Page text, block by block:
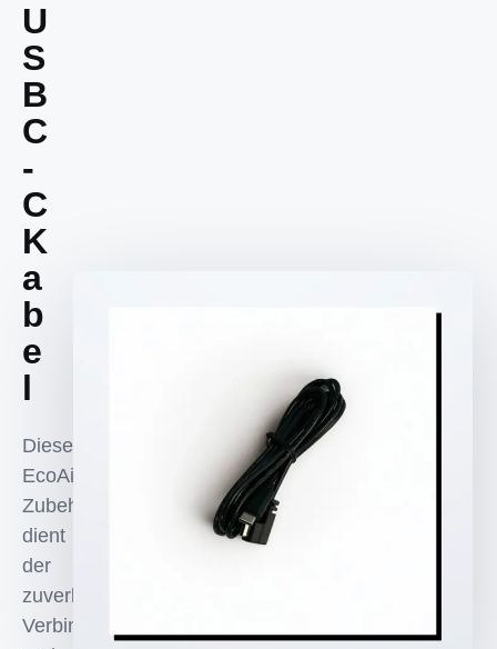
U
S
B
C
-
C
K
a
b
e
l
Diese
EcoAims
Zubehörkomponente
dient
der
zuverlaessigen
Verbindung